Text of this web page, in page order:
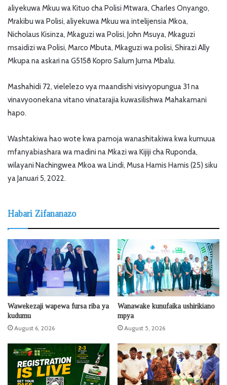
aliyekuwa Mkuu wa Kituo cha Polisi Mtwara, Charles Onyango,
Mrakibu wa Polisi, aliyekuwa Mkuu wa intelijensia Mkoa,
Nicholaus Kisinza, Mkaguzi wa Polisi, John Msuya, Mkaguzi
msaidizi wa Polisi, Marco Mbuta, Mkaguzi wa polisi, Shirazi Ally
Mkupa na askari na G5158 Kopro Salum Juma Mbalu.
Mashahidi 72, vielelezo vya maandishi visivyopungua 31 na
vinavyoonekana vitano vinatarajia kuwasilishwa Mahakamani
hapo.
Washtakiwa hao wote kwa pamoja wanashitakiwa kwa kumuua
mfanyabiashara wa madini na Mkazi wa Kijiji cha Ruponda,
wilayani Nachingwea Mkoa wa Lindi, Musa Hamis Hamis (25) siku
ya Januari 5, 2022.
Habari Zifananazo
Wawekezaji wapewa fursa riba ya
kudumu
August 6, 2026
Wanawake kunufaika ushirikiano
mpya
August 5, 2026